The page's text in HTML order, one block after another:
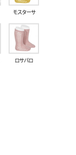
モスターサ
ロサパロ